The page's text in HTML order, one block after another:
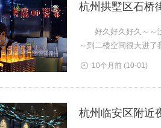
杭州拱墅区石桥
好久好久好久～～没
～到二楼空间很大进
10个月前 (10-01)
杭州临安区附近